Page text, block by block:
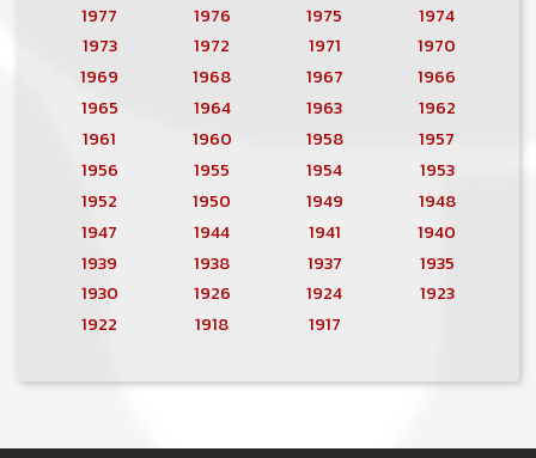
1977
1976 1975
1974
1973
1972 1971
1970
1969
1968 1967
1966
1965
1964 1963
1962
1961
1960 1958
1957
1956
1955 1954
1953
1952
1950 1949
1948
1947
1944 1941
1940
1939
1938 1937
1935
1930
1926 1924
1923
1922
1918 1917